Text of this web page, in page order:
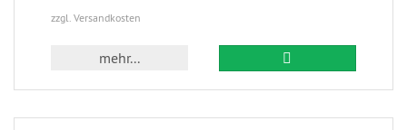
zzgl. Versandkosten
mehr...